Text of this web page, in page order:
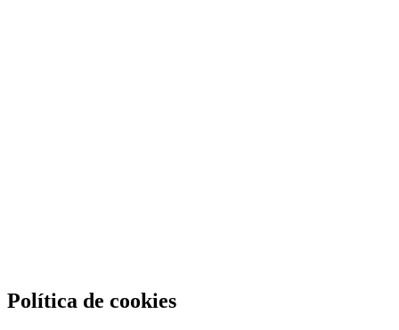
Política de cookies